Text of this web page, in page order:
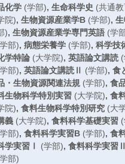
化学(学部), 生命科学史 (共通
院), 生物資源産業学B(学部),
), 生物資源産業学専門英語(学
部), 病態栄養学(学部), 科学技
学特論(大学院), 英語論文講読(
部), 英語論文講読Ⅱ (学部), 食
・生物資源関連法規(学部), 食
生物科学特別実習(大学院), 食
院), 食料生物科学特別研究(大
義(大学院), 食料科学基礎実習(
部), 食料科学実習B(学部), 食
学実習Ⅰ
(学部), 食料科学実習
部)